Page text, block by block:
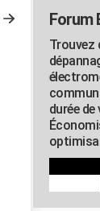
Forum
Trouvez
durée